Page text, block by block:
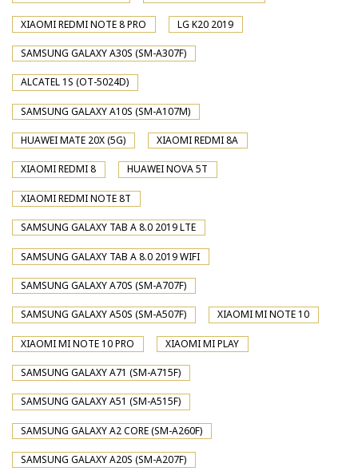
XIAOMI REDMI NOTE 8 PRO LG K20 2019
SAMSUNG GALAXY A30S (SM-A307F)
ALCATEL 1S (OT-5024D)
SAMSUNG GALAXY A10S (SM-A107M)
HUAWEI MATE 20X (5G) XIAOMI REDMI 8A
XIAOMI REDMI 8 HUAWEI NOVA 5T
XIAOMI REDMI NOTE 8T
SAMSUNG GALAXY TAB A 8.0 2019 LTE
SAMSUNG GALAXY TAB A 8.0 2019 WIFI
SAMSUNG GALAXY A70S (SM-A707F)
SAMSUNG GALAXY A50S (SM-A507F) XIAOMI MI NOTE 10
XIAOMI MI NOTE 10 PRO XIAOMI MI PLAY
SAMSUNG GALAXY A71 (SM-A715F)
SAMSUNG GALAXY A51 (SM-A515F)
SAMSUNG GALAXY A2 CORE (SM-A260F)
SAMSUNG GALAXY A20S (SM-A207F)